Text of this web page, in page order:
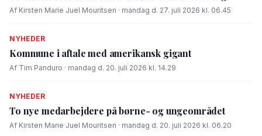
Af Kirsten Marie Juel Mouritsen · mandag d. 27. juli 2026 kl. 06.45
NYHEDER
Kommune i aftale med amerikansk gigant
Af Tim Panduro · mandag d. 20. juli 2026 kl. 14.29
NYHEDER
To nye medarbejdere på børne- og ungeområdet
Af Kirsten Marie Juel Mouritsen · mandag d. 20. juli 2026 kl. 06.20